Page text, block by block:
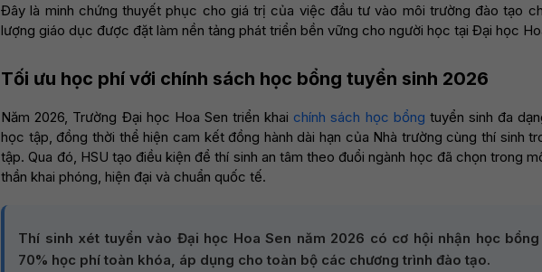
Đây là minh chứng thuyết phục cho giá trị của việc đầu tư vào môi trường đào tạo
lượng giáo dục được đặt làm nền tảng phát triển bền vững cho người học tại Đại học
Tối ưu học phí với chính sách học bổng tuyển sinh 2026
Năm 2026, Trường Đại học Hoa Sen triển khai chính sách học bổng tuyển sinh đa
học tập, đồng thời thể hiện cam kết đồng hành dài hạn của Nhà trường cùng thí sinh
tập. Qua đó, HSU tạo điều kiện để thí sinh an tâm theo đuổi ngành học đã chọn trong
thần khai phóng, hiện đại và chuẩn quốc tế.
Thí sinh xét tuyển vào Đại học Hoa Sen năm 2026 có cơ hội nhận học
70% học phí toàn khóa, áp dụng cho toàn bộ các chương trình đào tạo.